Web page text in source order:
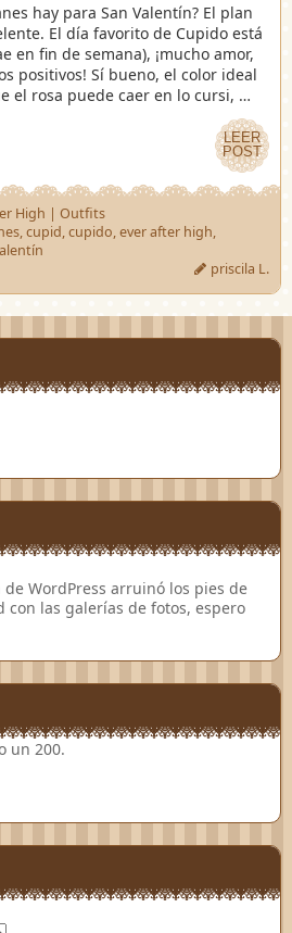
hay para San Valentín? El plan
El día favorito de Cupido está
en fin de semana), ¡mucho amor,
positivos! Sí bueno, el color ideal
el rosa puede caer en lo cursi, …
LEER
POST
LEER
POST
High | Outfits
,cupid,cupido,ever after high,
priscila L.
WordPress arruinó los pies de
las galerías de fotos, espero
un 200.